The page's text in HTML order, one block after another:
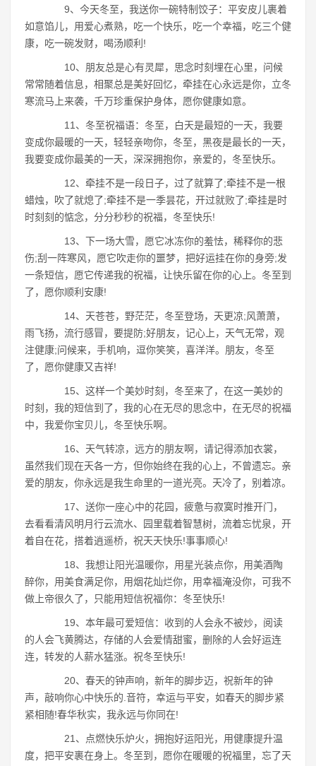
9、今天冬至，我送你一碗特制饺子：平安皮儿裹着
如意馅儿，用爱心煮熟，吃一个快乐，吃一个幸福，吃三个健
康，吃一碗发财，喝汤顺利!
10、朋友总是心有灵犀，思念时刻埋在心里，问候
常常随着信息，相聚总是美好回忆，牵挂在心永远是你，立冬
寒流马上来袭，千万珍重保护身体，愿你健康如意。
11、冬至祝福语：冬至，白天是最短的一天，我要
变成你最暖的一天，轻轻亲吻你，冬至，黑夜是最长的一天，
我要变成你最美的一天，深深拥抱你，亲爱的，冬至快乐。
12、牵挂不是一段日子，过了就算了;牵挂不是一根
蜡烛，吹了就熄了;牵挂不是一季昙花，开过就败了;牵挂是时
时刻刻的惦念，分分秒秒的祝福，冬至快乐!
13、下一场大雪，愿它冰冻你的羞怯，稀释你的悲
伤;刮一阵寒风，愿它吹走你的噩梦，把好运挂在你的身旁;发
一条短信，愿它传递我的祝福，让快乐留在你的心上。冬至到
了，愿你顺利安康!
14、天苍苍，野茫茫，冬至登场，天更凉;风萧萧，
雨飞扬，流行感冒，要提防;好朋友，记心上，天气无常，观
注健康;问候来，手机响，逗你笑笑，喜洋洋。朋友，冬至
了，愿你健康又吉祥!
15、这样一个美妙时刻，冬至来了，在这一美妙的
时刻，我的短信到了，我的心在无尽的思念中，在无尽的祝福
中，我爱你宝贝儿，冬至快乐啊。
16、天气转凉，远方的朋友啊，请记得添加衣裳，
虽然我们现在天各一方，但你始终在我的心上，不曾遗忘。亲
爱的朋友，你永远是我生命里的一道光亮。天冷了，别着凉。
17、送你一座心中的花园，疲惫与寂寞时推开门，
去看看清风明月行云流水、园里载着智慧树，流着忘忧泉，开
着自在花，搭着逍遥桥，祝天天快乐!事事顺心!
18、我想让阳光温暖你，用星光装点你，用美酒陶
醉你，用美食满足你，用烟花灿烂你，用幸福淹没你，可我不
做上帝很久了，只能用短信祝福你：冬至快乐!
19、本年最可爱短信：收到的人会永不被炒，阅读
的人会飞黄腾达，存储的人会爱情甜蜜，删除的人会好运连
连，转发的人薪水猛涨。祝冬至快乐!
20、春天的钟声响，新年的脚步迈，祝新年的钟
声，敲响你心中快乐的.音符，幸运与平安，如春天的脚步紧
紧相随!春华秋实，我永远与你同在!
21、点燃快乐炉火，拥抱好运阳光，用健康提升温
度，把平安裹在身上。冬至到，愿你在暖暖的祝福里，忘了天